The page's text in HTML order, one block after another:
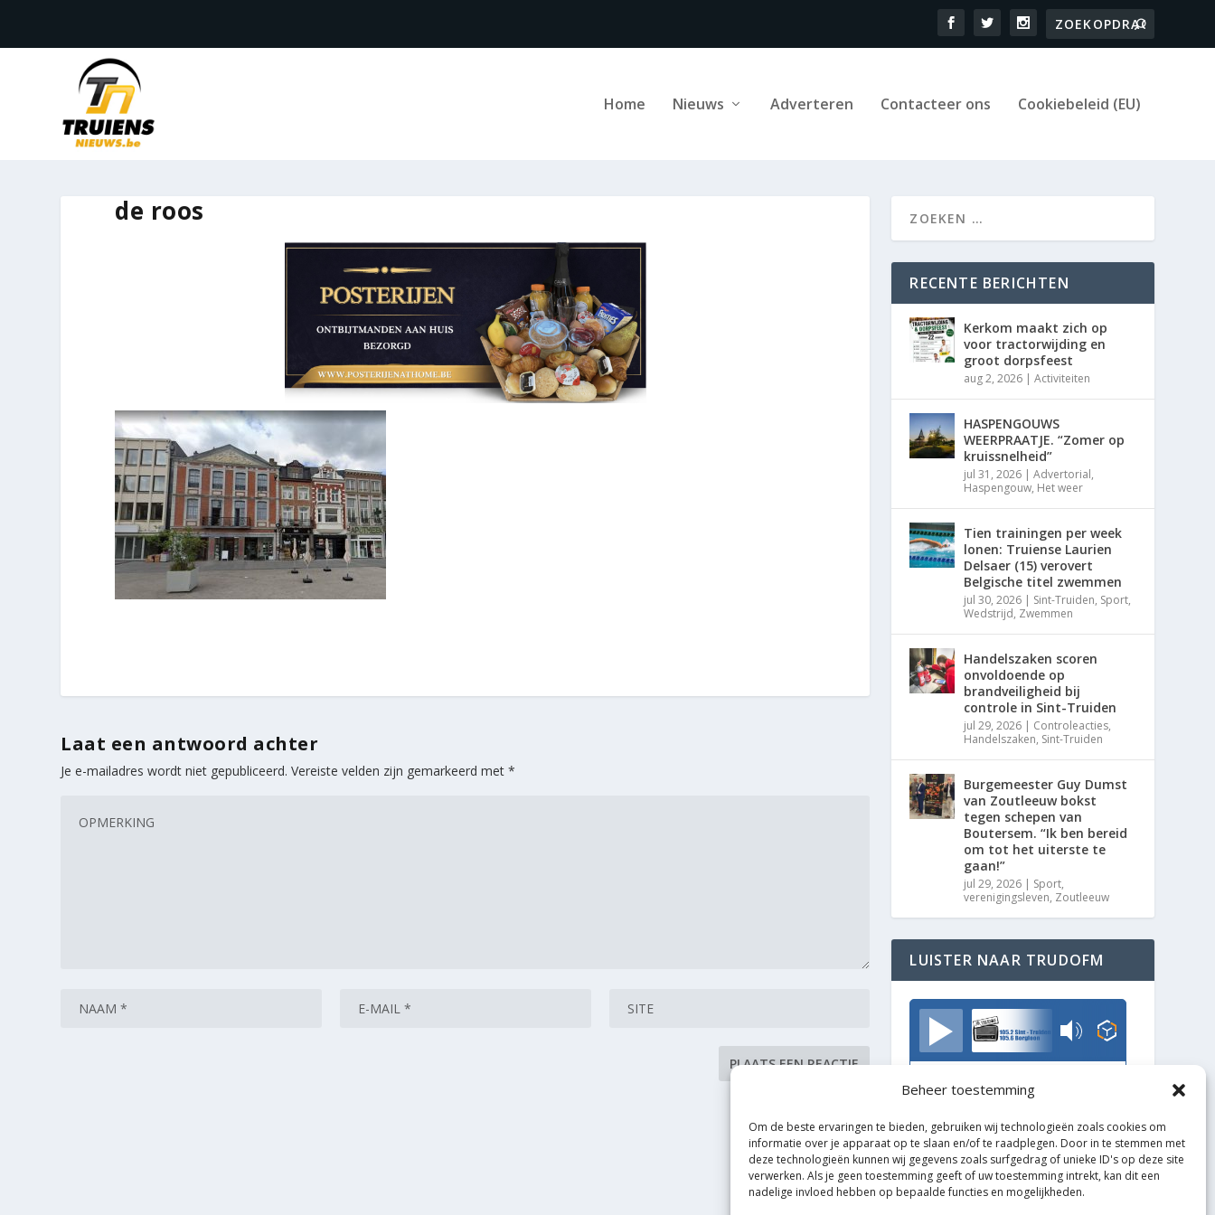
Beheer toestemming
Om de beste ervaringen te bieden, gebruiken wij technologieën zoals cookies om
informatie over je apparaat op te slaan en/of te raadplegen. Door in te stemmen met
deze technologieën kunnen wij gegevens zoals surfgedrag of unieke ID's op deze site
verwerken. Als je geen toestemming geeft of uw toestemming intrekt, kan dit een
nadelige invloed hebben op bepaalde functies en mogelijkheden.
Home Nieuws Adverteren Contacteer ons Cookiebeleid (EU)
de roos
Laat een antwoord achter
Je e-mailadres wordt niet gepubliceerd. Vereiste velden zijn gemarkeerd met*
RECENTE BERICHTEN
Kerkom maakt zich op
voor tractorwijding en
groot dorpsfeest
aug 2, 2026 |Activiteiten
HASPENGOUWS
WEERPRAATJE. “Zomer op
kruissnelheid”
jul 31, 2026 |Advertorial,
Haspengouw, Het weer
Tien trainingen per week
lonen: Truiense Laurien
Delsaer (15) verovert
Belgische titel zwemmen
jul 30, 2026 | Sint-Truiden, Sport,
Wedstrijd, Zwemmen
Handelszaken scoren
onvoldoende op
brandveiligheid bij
controle in Sint-Truiden
jul 29, 2026 | Controleacties,
Handelszaken, Sint-Truiden
Burgemeester Guy Dumst
van Zoutleeuw bokst
tegen schepen van
Boutersem. “Ik ben bereid
om tot het uiterste te
gaan!”
jul 29, 2026 | Sport,
verenigingsleven, Zoutleeuw
LUISTER NAAR TRUDOFM
TrudoFM